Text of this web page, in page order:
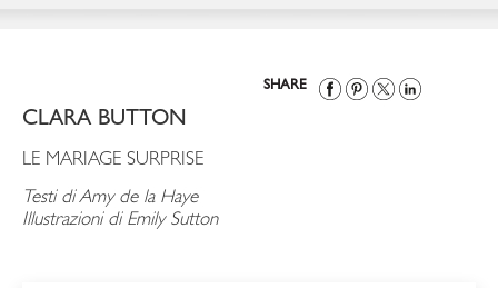
SHARE
CLARA BUTTON
LE MARIAGE SURPRISE
Testi di Amy de la Haye
Illustrazioni di Emily Sutton